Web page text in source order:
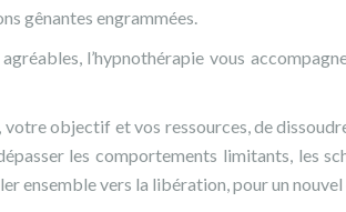
gênantes engrammées.
l’hypnothérapie vous
objectif et vos ressources, de
les comportements limitants, les
ensemble vers la libération, pour un